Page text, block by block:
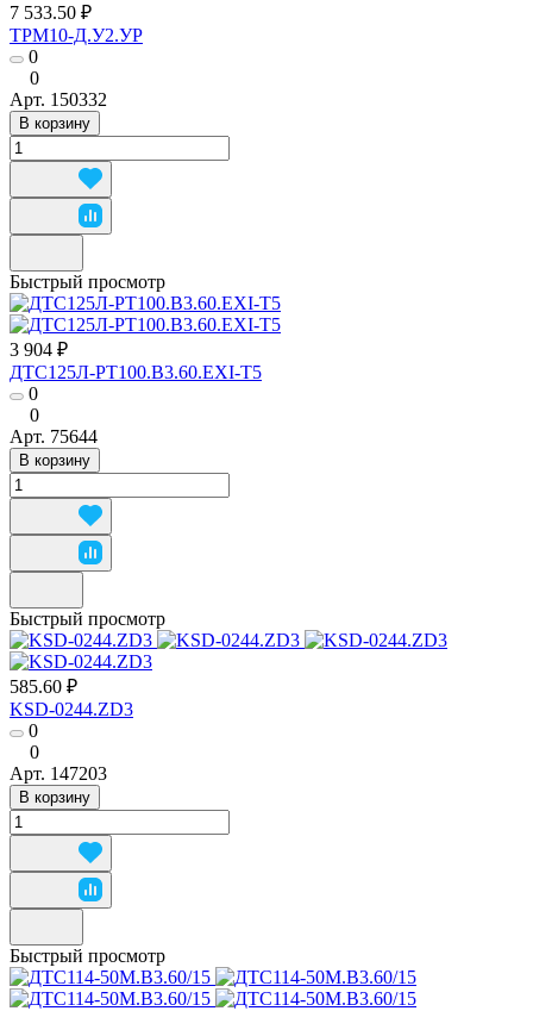
7 533.50 ₽
ТРМ10-Д.У2.УР
0
0
Арт. 150332
В корзину
Быстрый просмотр
3 904 ₽
ДТС125Л-РТ100.В3.60.ЕХI-Т5
0
0
Арт. 75644
В корзину
Быстрый просмотр
585.60 ₽
KSD-0244.ZD3
0
0
Арт. 147203
В корзину
Быстрый просмотр